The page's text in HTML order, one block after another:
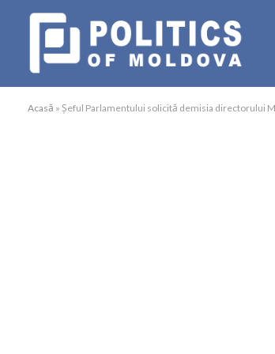
Acasă » Șeful Parlamentului solicită demisia directorului